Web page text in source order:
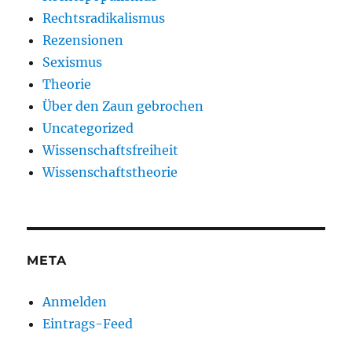
Rechtsradikalismus
Rezensionen
Sexismus
Theorie
Über den Zaun gebrochen
Uncategorized
Wissenschaftsfreiheit
Wissenschaftstheorie
META
Anmelden
Eintrags-Feed